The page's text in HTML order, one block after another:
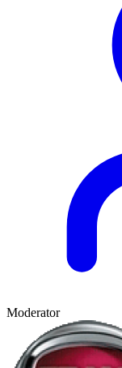
Moderator